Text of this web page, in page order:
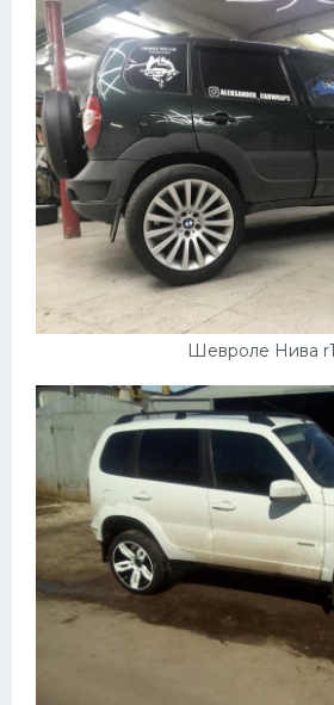
Шевроле Нива